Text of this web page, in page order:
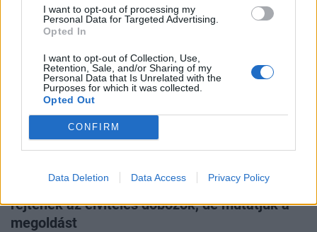
I want to opt-out of processing my
Personal Data for Targeted Advertising.
Opted In
I want to opt-out of Collection, Use,
Retention, Sale, and/or Sharing of my
Personal Data that Is Unrelated with the
Purposes for which it was collected.
Opted Out
CONFIRM
Data Deletion Data Access Privacy Policy
Kimondták a szakemberek: komoly veszélyt
rejtenek az elviteles dobozok, de mutatjuk a
megoldást